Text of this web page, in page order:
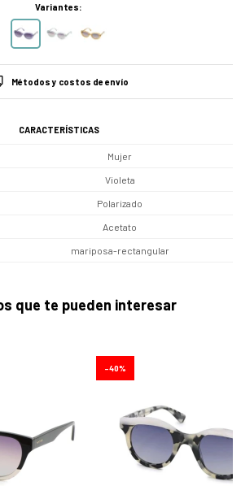
Variantes:
Métodos y costos de envío
CARACTERÍSTICAS
Mujer
Violeta
Polarizado
Acetato
mariposa-rectangular
que te pueden interesar
40